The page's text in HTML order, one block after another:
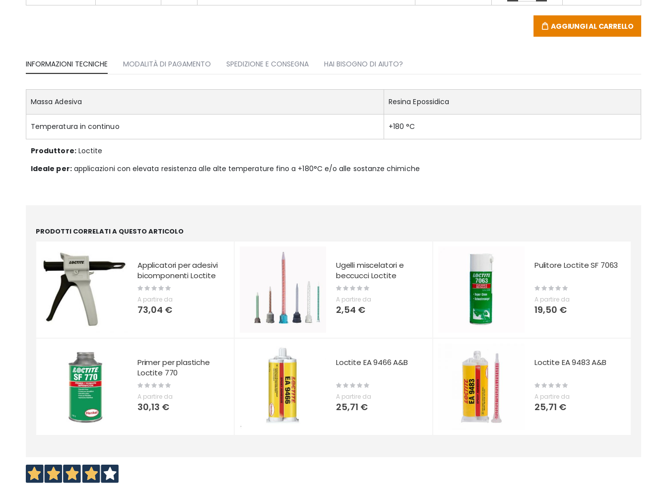
AGGIUNGI AL CARRELLO
INFORMAZIONI TECNICHE
Massa Adesiva Resina Epossidica
Temperatura in continuo +180 °C
Produttore:Loctite
Ideale per:applicazioni con elevata resistenza alle alte temperature fino a +180°C e/o alle sostanze chimiche
MODALITÀ DI PAGAMENTO SPEDIZIONE E CONSEGNA HAI BISOGNO DI AIUTO?
PRODOTTI CORRELATI A QUESTO ARTICOLO
Applicatori per adesivi
bicomponenti Loctite
Rating:
0%
A partire da
73,04 €
Ugelli miscelatori e
beccucci Loctite
Rating:
0%
A partire da
2,54 €
Pulitore Loctite SF 7063
Rating:
0%
A partire da
19,50 €
Primer per plastiche
Loctite 770
Rating:
0%
A partire da
30,13 €
Loctite EA 9466 A&B
Rating:
0%
A partire da
25,71 €
Loctite EA 9483 A&B
Rating:
0%
A partire da
25,71 €